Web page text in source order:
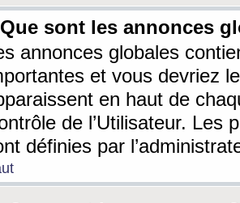
sont les annonces
annonces globales
et vous devriez
en haut de
de l’Utilisateur. Les
définies par